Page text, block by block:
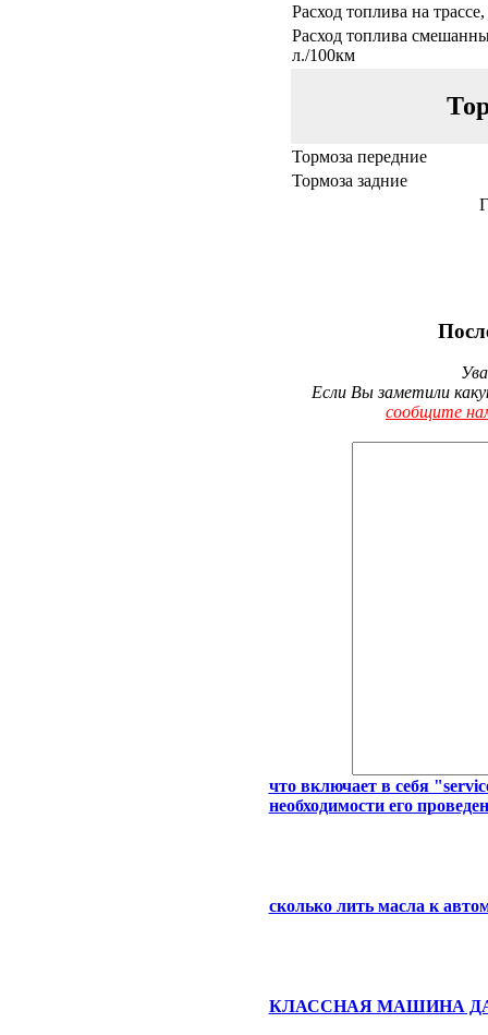
Расход топлива на
Расход топлива
л./100км
Тормоза передние
Тормоза задние
Если Вы заметили
сообщите
что включает в себя
необходимости его
сколько лить масла к
КЛАССНАЯ МАШИНА